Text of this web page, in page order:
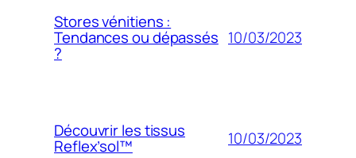
Stores vénitiens :
Tendances ou dépassés
?
10/03/2023
Découvrir les tissus
Reflex’sol™ 10/03/2023